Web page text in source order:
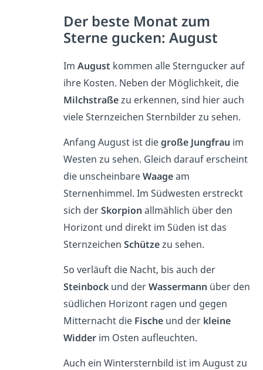
Der beste Monat zum
Sterne gucken: August
Im August kommen alle Sterngucker auf
ihre Kosten. Neben der Möglichkeit, die
Milchstraßezu erkennen, sind hier auch
viele Sternzeichen Sternbilder zu sehen.
Anfang August ist diegroße Jungfrau im
Westen zu sehen. Gleich darauf erscheint
die unscheinbareWaageam
Sternenhimmel. Im Südwesten erstreckt
sich derSkorpion allmählich über den
Horizont und direkt im Süden ist das
Sternzeichen Schützezu sehen.
So verläuft die Nacht, bis auch der
Steinbockund derWassermann über den
südlichen Horizont ragen und gegen
Mitternacht die Fischeund der kleine
Widderim Osten aufleuchten.
Auch ein Wintersternbild ist im August zu